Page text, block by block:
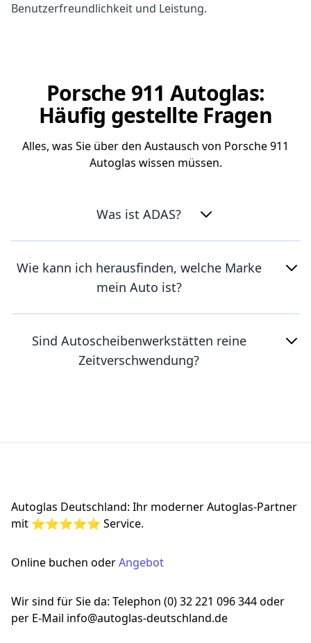
Benutzerfreundlichkeit und Leistung.
Porsche 911 Autoglas:
Häufig gestellte Fragen
Alles, was Sie über den Austausch von Porsche 911
Autoglas wissen müssen.
Was ist ADAS?
Wie kann ich herausfinden, welche Marke
mein Auto ist?
Sind Autoscheibenwerkstätten reine
Zeitverschwendung?
Autoglas Deutschland: Ihr moderner Autoglas-Partner
mit ⭐⭐⭐⭐⭐ Service.
Online buchen oderAngebot
Wir sind für Sie da: Telephon (0) 32 221 096 344 oder
per E-Mail info@autoglas-deutschland.de